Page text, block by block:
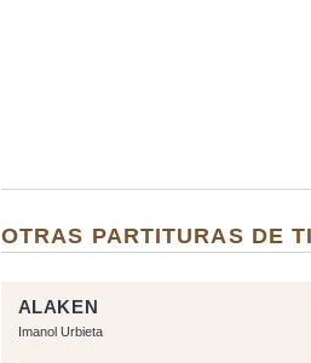
OTRAS PARTITURAS DE
ALAKEN
Imanol Urbieta